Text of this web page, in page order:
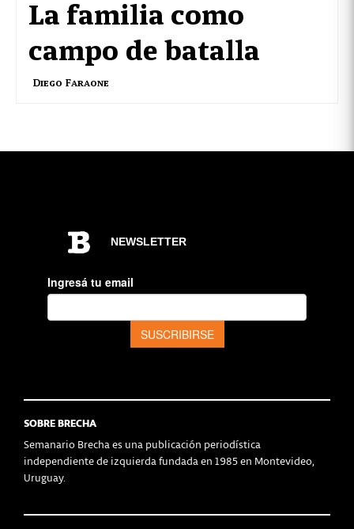
La familia como
campo de batalla
Diego Faraone
SOBRE BRECHA
Semanario Brecha es una publicación periodística
independiente de izquierda fundada en 1985 en Montevideo,
Uruguay.